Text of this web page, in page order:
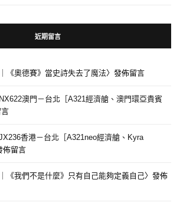
近期留言
《奧德賽》當史詩失去了魔法〉發佈留言
澳門－台北［A321經濟艙、澳門環亞貴賓
香港－台北［A321neo經濟艙、Kyra
佈留言
《我們不是什麼》只有自己能夠定義自己〉發佈